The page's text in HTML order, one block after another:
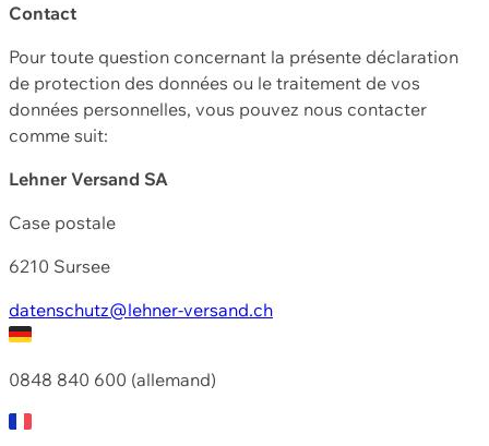
Contact
Pour toute question concernant la présente déclaration
de protection des données ou le traitement de vos
données personnelles, vous pouvez nous contacter
comme suit:
Lehner Versand SA
Case postale
6210 Sursee
datenschutz@lehner-versand.ch
0848 840 600 (allemand)